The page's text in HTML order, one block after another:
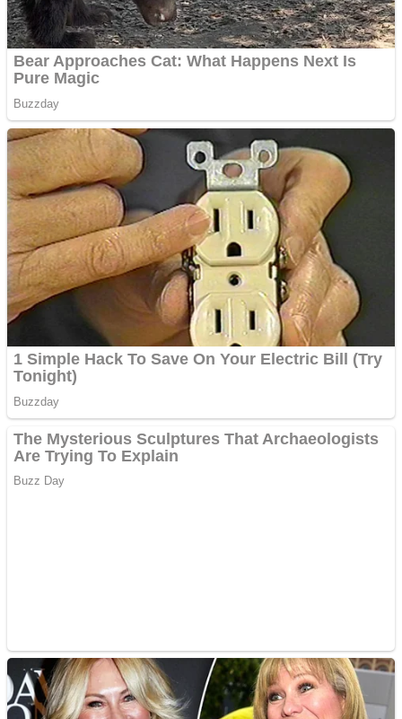
ANDROID pentru siteul
tau
Anuntul tau apare in mai
multe ziare online
Apartamente 2 camere
Aplică acum pentru toate
tipurile de împrumuturi
și obține bani urgent!